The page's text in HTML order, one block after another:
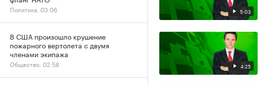
5:03
4:25
Политика, 03:06
В США произошло крушение
пожарного вертолета с двумя
членами экипажа
Общество, 02:58